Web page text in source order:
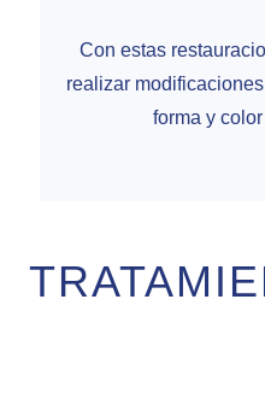
Con estas
realizar
forma y